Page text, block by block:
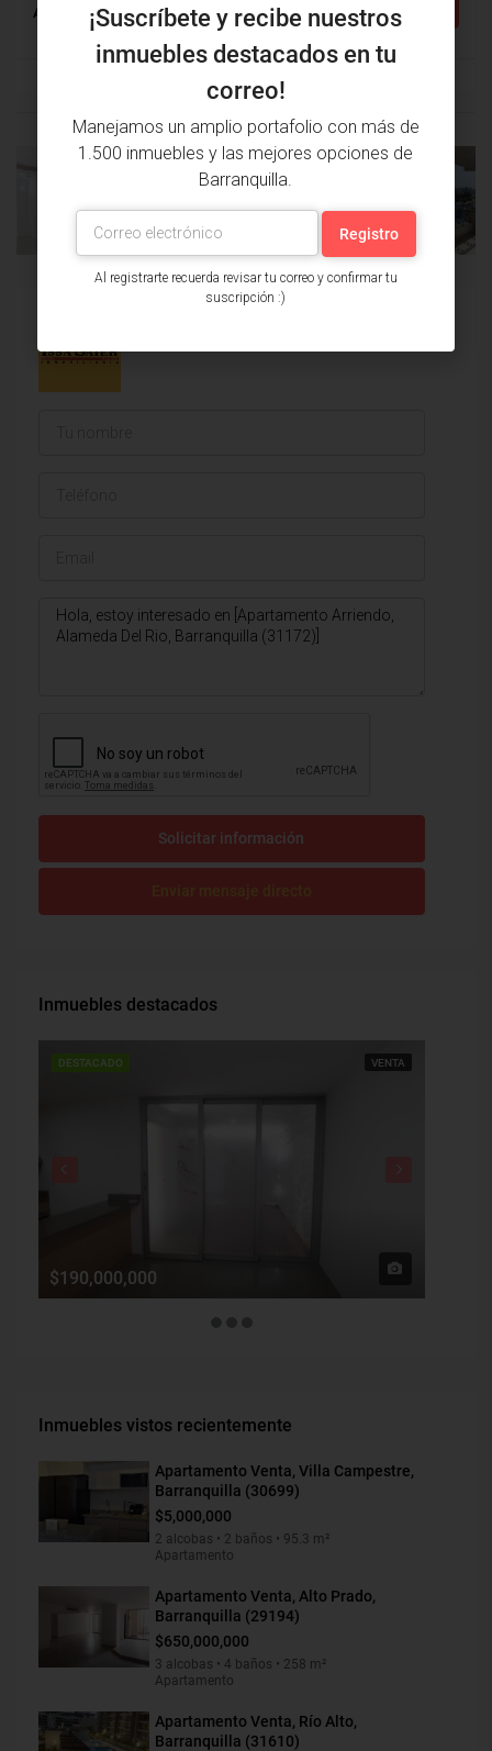
Apartamento
PROPIEDAD
ANTERIOR
PRÓXIMA
PROPIEDAD
Solicitar información
Inmuebles destacados
DESTACADO VENTA
$190,000,000
Inmuebles vistos recientemente
Apartamento Venta, Villa Campestre,
Barranquilla (30699)
$5,000,000
2 alcobas • 2 baños • 95.3 m²
Apartamento
Apartamento Venta, Alto Prado,
Barranquilla (29194)
$650,000,000
3 alcobas • 4 baños • 258 m²
Apartamento
Apartamento Venta, Río Alto,
Barranquilla (31610)
¡Suscríbete y recibe nuestros
inmuebles destacados en tu
correo!
Manejamos un amplio portafolio con más de
1.500 inmuebles y las mejores opciones de
Barranquilla.
Al registrarte recuerda revisar tu correo y confirmar tu
suscripción :)